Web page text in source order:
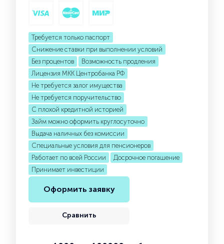
Требуется только паспорт
Снижение ставки при выполнении условий
Без процентов
Возможность продления
Лицензия МКК Центробанка РФ
Не требуется залог имущества
Не требуется поручительство
С плохой кредитной историей
Займ можно оформить круглосуточно
Выдача наличных без комиссии
Специальные условия для пенсионеров
Работает по всей России
Досрочное погашение
Принимает инвестиции
Оформить заявку
Сравнить